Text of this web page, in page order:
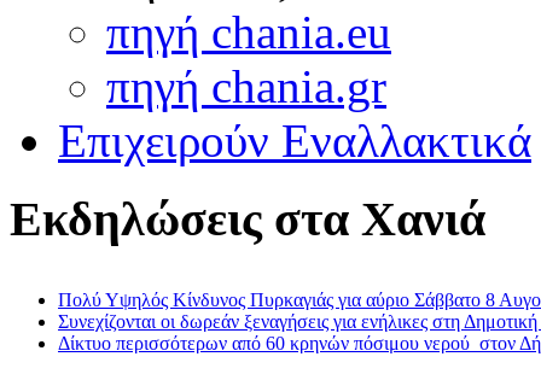
πηγή chania.eu
πηγή chania.gr
Επιχειρούν Εναλλακτικά
Εκδηλώσεις στα Χανιά
Πολύ Υψηλός Κίνδυνος Πυρκαγιάς για αύριο Σάββατο 8
Συνεχίζονται οι δωρεάν ξεναγήσεις για ενήλικες στη
Δίκτυο περισσότερων από 60 κρηνών πόσιμου νερού στον